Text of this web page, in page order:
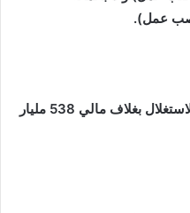
دخول 915 مشروعا استثماريا حيز الاستغلال بغلاف مالي 538 مليار